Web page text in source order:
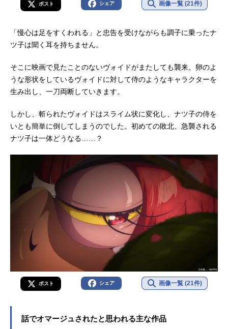
ポスト シェア 画像一覧 (21件)
「慢心は足をすくわれる」と忠告を受けながらも調子に乗ったナ
ツ子は聞く耳を持ちません。
そこに映画で見たことのないヴォイドがまたしても襲来。卵のよ
うな形状をしているヴォイドに対して侍のようなキャラクターを
生み出し、一刀両断していきます。
しかし、斬られたヴォイドはスライム状に変化し、ナツ子の侍を
いとも簡単に倒してしまうのでした。初めての敗北、急襲される
ナツ子は一体どうなる……？
ポスト シェア 画像一覧 (21件)
話でオマージュされたと思われる主な作品